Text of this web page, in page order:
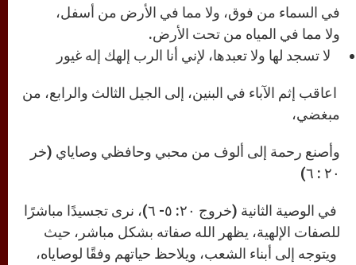
في السماء من فوق، ولا مما في الأرض من أسفل،
ولا مما في المياه من تحت الأرض.
لا تسجد لها ولا تعبدها، لإني أنا الرب إلهك إله غيور
اعاقب إثم الآباء في البنين، إلى الجيل الثالث والرابع، من
مبغضي،
وأصنع رحمة إلى ألوف من محبي وحافظي وصاياي (خر
٢٠ : ٦)
في الوصية الثانية (خروج ٢٠: ٥- ٦)، نرى تجسيدًا مباشرًا
للصفات الإلهية، يظهر الله صفاته بشكل مباشر، حيث
ويتوجه إلى أبناء الشعب، ويلاحظ حياتهم وفقًا لوصاياه،